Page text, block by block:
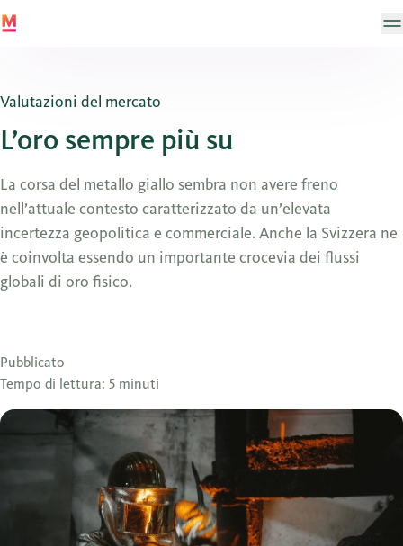
Valutazioni del mercato
L’oro sempre più su
La corsa del metallo giallo sembra non avere freno
nell’attuale contesto caratterizzato da un’elevata
incertezza geopolitica e commerciale. Anche la Svizzera ne
è coinvolta essendo un importante crocevia dei flussi
globali di oro fisico.
Pubblicato
Tempo di lettura: 5 minuti